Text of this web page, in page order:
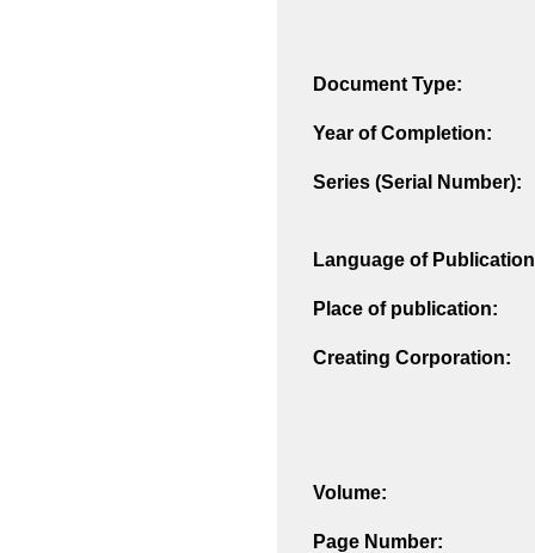
Document Type:
Year of Completion:
Series (Serial Number):
Language of
Place of publication:
Creating Corporation:
Volume:
Page Number: